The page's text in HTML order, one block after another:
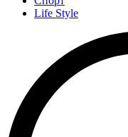
Life Style